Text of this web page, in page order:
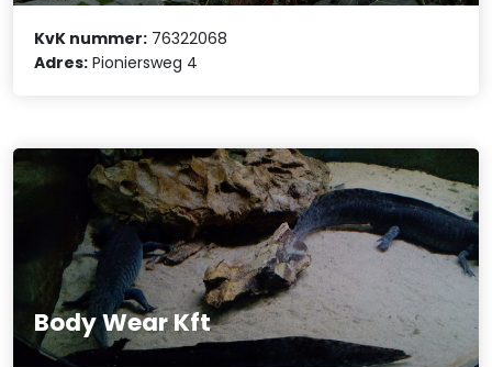
KvK nummer: 76322068
Adres: Pioniersweg 4
Body Wear Kft